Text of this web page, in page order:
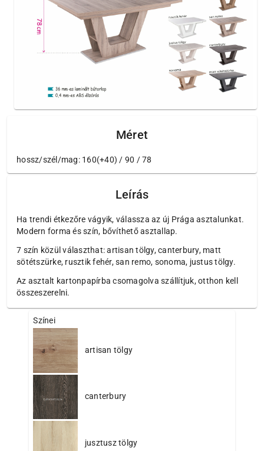
Méret
hossz/szél/mag: 160(+40) / 90 / 78
Leírás
Ha trendi étkezőre vágyik, válassza az új Prága asztalunkat.
Modern forma és szín, bővíthető asztallap.
7 szín közül választhat: artisan tölgy, canterbury, matt
sötétszürke, rusztik fehér, san remo, sonoma, justus tölgy.
Az asztalt kartonpapírba csomagolva szállítjuk, otthon kell
összeszerelni.
Színei
artisan tölgy
canterbury
jusztusz tölgy